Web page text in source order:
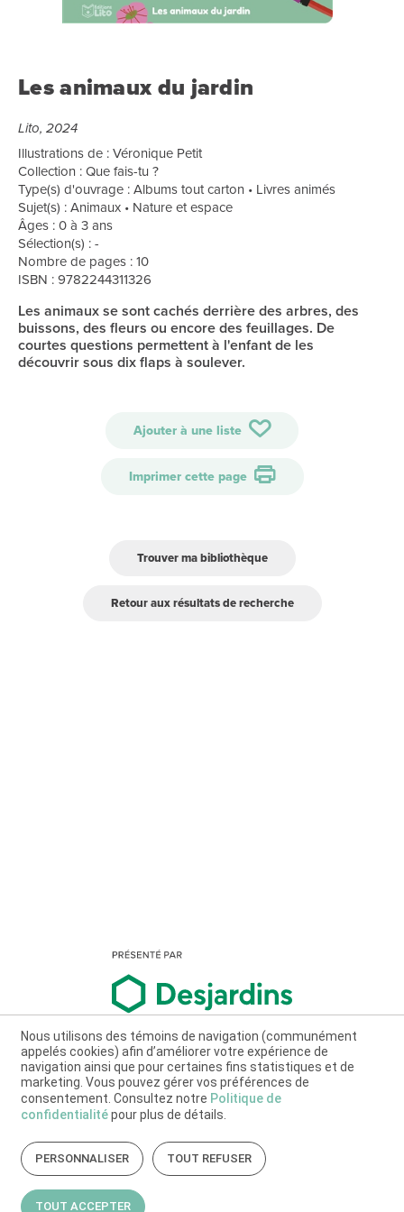
Les animaux du jardin
Lito, 2024
Illustrations de : Véronique Petit
Collection : Que fais-tu ?
Type(s) d'ouvrage : Albums tout carton • Livres animés
Sujet(s) : Animaux • Nature et espace
Âges : 0 à 3 ans
Sélection(s) : -
Nombre de pages : 10
ISBN : 9782244311326
Les animaux se sont cachés derrière des arbres, des
buissons, des fleurs ou encore des feuillages. De
courtes questions permettent à l'enfant de les
découvrir sous dix flaps à soulever.
Ajouter à une liste
Imprimer cette page
Trouver ma bibliothèque
Retour aux résultats de recherche
Nous utilisons des témoins de navigation (communément
appelés cookies) afin d’améliorer votre expérience de
navigation ainsi que pour certaines fins statistiques et de
marketing. Vous pouvez gérer vos préférences de
consentement. Consultez notre Politique de
confidentialitépour plus de détails.
PERSONNALISER TOUT REFUSER
TOUT ACCEPTER